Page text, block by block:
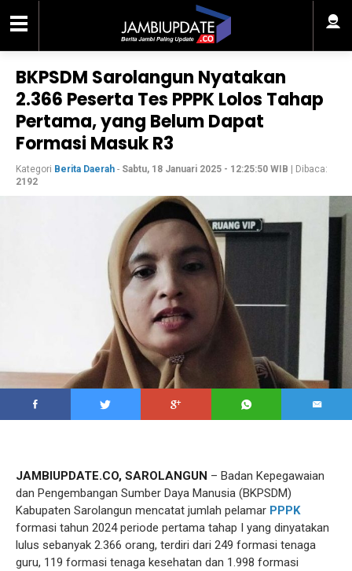
BKPSDM Sarolangun Nyatakan
2.366 Peserta Tes PPPK Lolos Tahap
Pertama, yang Belum Dapat
Formasi Masuk R3
Kategori Berita Daerah - Sabtu, 18 Januari 2025 - 12:25:50 WIB | Dibaca:
2192
JAMBIUPDATE.CO, SAROLANGUN – Badan Kepegawaian
dan Pengembangan Sumber Daya Manusia (BKPSDM)
Kabupaten Sarolangun mencatat jumlah pelamar PPPK
formasi tahun 2024 periode pertama tahap I yang dinyatakan
lulus sebanyak 2.366 orang, terdiri dari 249 formasi tenaga
guru, 119 formasi tenaga kesehatan dan 1.998 formasi